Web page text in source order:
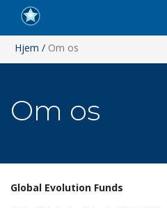
Hjem / Om os
Om os
Global Evolution Funds